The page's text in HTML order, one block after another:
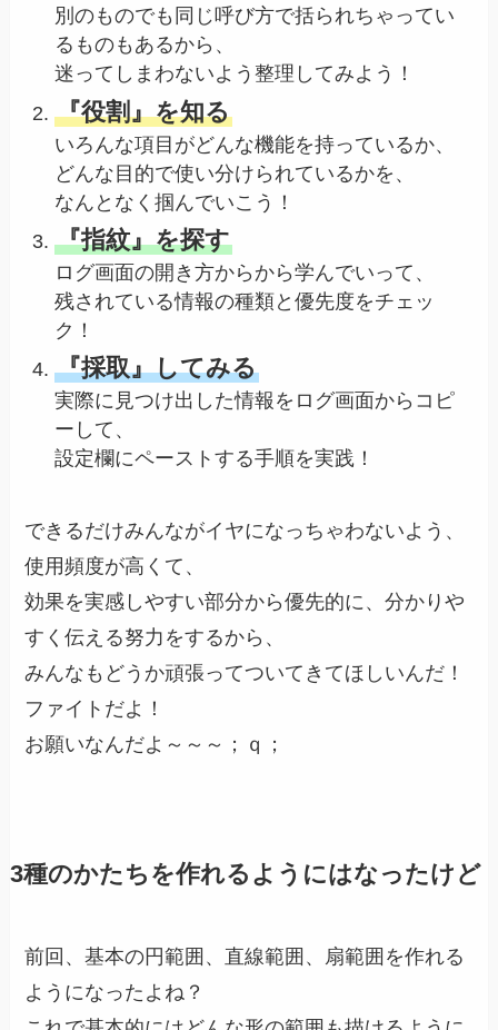
別のものでも同じ呼び方で括られちゃってい
るものもあるから、
迷ってしまわないよう整理してみよう！
『役割』を知る
いろんな項目がどんな機能を持っているか、
どんな目的で使い分けられているかを、
なんとなく掴んでいこう！
『指紋』を探す
ログ画面の開き方からから学んでいって、
残されている情報の種類と優先度をチェッ
ク！
『採取』してみる
実際に見つけ出した情報をログ画面からコピ
ーして、
設定欄にペーストする手順を実践！
できるだけみんながイヤになっちゃわないよう、
使用頻度が高くて、
効果を実感しやすい部分から優先的に、分かりや
すく伝える努力をするから、
みんなもどうか頑張ってついてきてほしいんだ！
ファイトだよ！
お願いなんだよ～～～；ｑ；
3種のかたちを作れるようにはなったけど
前回、基本の円範囲、直線範囲、扇範囲を作れる
ようになったよね？